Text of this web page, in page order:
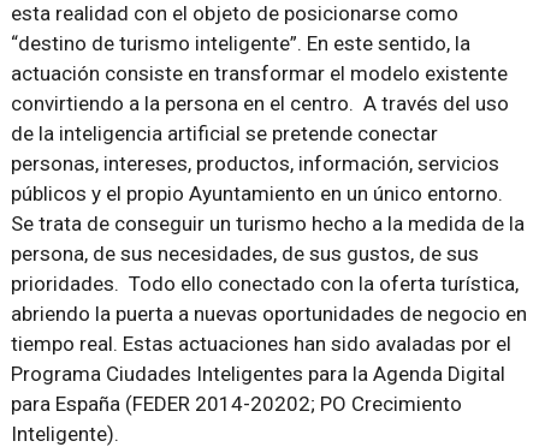
esta realidad con el objeto de posicionarse como
“destino de turismo inteligente”. En este sentido, la
actuación consiste en transformar el modelo existente
convirtiendo a la persona en el centro. A través del uso
de la inteligencia artificial se pretende conectar
personas, intereses, productos, información, servicios
públicos y el propio Ayuntamiento en un único entorno.
Se trata de conseguir un turismo hecho a la medida de la
persona, de sus necesidades, de sus gustos, de sus
prioridades. Todo ello conectado con la oferta turística,
abriendo la puerta a nuevas oportunidades de negocio en
tiempo real. Estas actuaciones han sido avaladas por el
Programa Ciudades Inteligentes para la Agenda Digital
para España (FEDER 2014-20202; PO Crecimiento
Inteligente).